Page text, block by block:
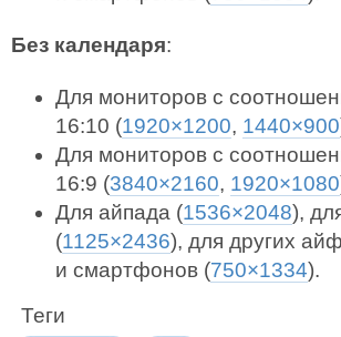
Без календаря:
Для мониторов с
16:10 (1920×1200, 1440×900
Для мониторов с
16:9 (3840×2160, 1920×1080
Для айпада (1536×2048),
(1125×2436), для других
и смартфонов (750×1334).
Теги